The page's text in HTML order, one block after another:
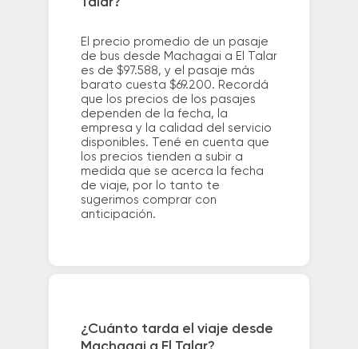
El precio promedio de un pasaje
de bus desde Machagai a El Talar
es de $97.588, y el pasaje más
barato cuesta $69.200. Recordá
que los precios de los pasajes
dependen de la fecha, la
empresa y la calidad del servicio
disponibles. Tené en cuenta que
los precios tienden a subir a
medida que se acerca la fecha
de viaje, por lo tanto te
sugerimos comprar con
anticipación.
¿Cuánto tarda el viaje desde